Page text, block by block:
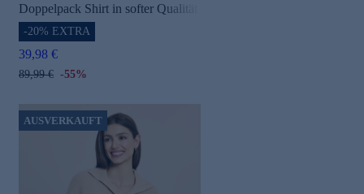
Doppelpack Shirt in softer Qualität
-20% EXTRA
39,98 €
89,99 € -55%
AUSVERKAUFT